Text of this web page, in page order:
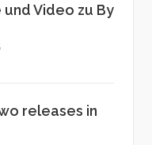
Video zu By
releases in